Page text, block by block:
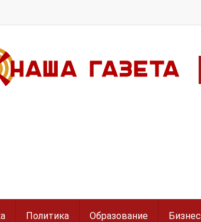
Политика Образование Бизнес